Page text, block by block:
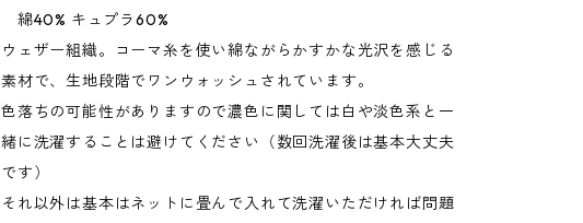
綿40% キュプラ60%
ウェザー組織。コーマ糸を使い綿ながらかすかな光沢を感じる
素材で、生地段階でワンウォッシュされています。
色落ちの可能性がありますので濃色に関しては白や淡色系と一
緒に洗濯することは避けてください（数回洗濯後は基本大丈夫
です）
それ以外は基本はネットに畳んで入れて洗濯いただければ問題